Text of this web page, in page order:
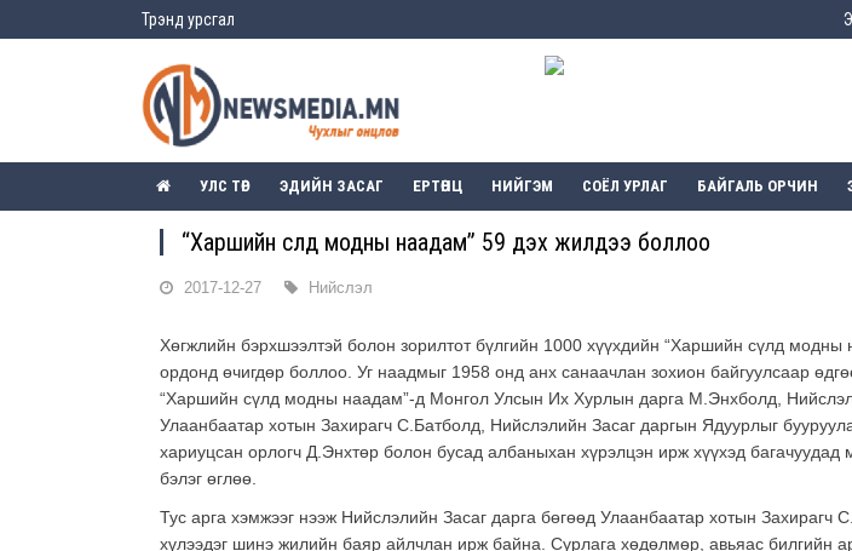
Трэнд урсгал
УЛС ТӨР ЭДИЙН ЗАСАГ ЕРТӨНЦ НИЙГЭМ СОЁЛ УРЛАГ БАЙГАЛЬ ОРЧИН
“Харшийн сүлд модны наадам” 59 дэх жилдээ боллоо
2017-12-27 Нийслэл
Хөгжлийн бэрхшээлтэй болон зорилтот бүлгийн 1000 хүүхдийн “Харшийн сүлд
ордонд өчигдөр боллоо. Уг наадмыг 1958 онд анх санаачлан зохион байгуулсаар
“Харшийн сүлд модны наадам”-д Монгол Улсын Их Хурлын дарга М.Энхболд,
Улаанбаатар хотын Захирагч С.Батболд, Нийслэлийн Засаг даргын Ядуурлыг
хариуцсан орлогч Д.Энхтөр болон бусад албаныхан хүрэлцэн ирж хүүхэд багачуудад
бэлэг өглөө.
Тус арга хэмжээг нээж Нийслэлийн Засаг дарга бөгөөд Улаанбаатар хотын Захирагч
хүлээдэг шинэ жилийн баяр айлчлан ирж байна. Сурлага хөдөлмөр, авьяас билгийн